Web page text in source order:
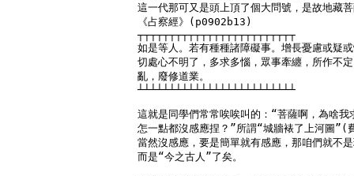
這一代那可又是頭上頂了個大問號，是故地藏
《占察經》(p0902b13)
┬┬┬┬┬┬┬┬┬┬┬┬┬┬┬┬┬┬┬┬┬┬┬┬┬
如是等人。若有種種諸障礙事。增長憂慮或疑
切處心不明了，多求多惱，眾事牽纏，所作不
亂，廢修道業。
┴┴┴┴┴┴┴┴┴┴┴┴┴┴┴┴┴┴┴┴┴┴┴┴┴
這就是同學們常常唉唉叫的：“菩薩啊，為啥我
怎一點都沒感應捏？”所謂“城牆裱了上河圖”(
當然沒感應，要是簡單就有感應，那咱們就不
而是“今之古人”了矣。